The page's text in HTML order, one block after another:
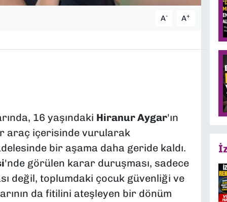
A- A+
16 yaşındaki Hiranur Aygar'ın
araç içerisinde vurularak
bir aşama daha geride kaldı.
'nde görülen karar duruşması, sadece
değil, toplumdaki çocuk güvenliği ve
da fitilini ateşleyen bir dönüm